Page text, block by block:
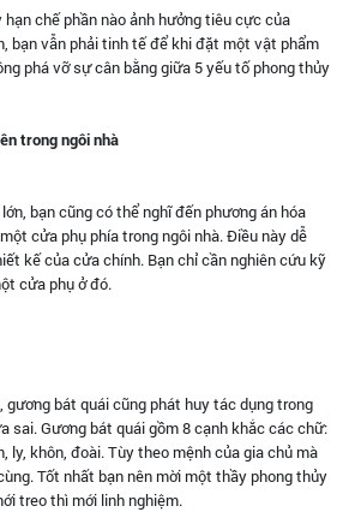
chế phần nào ảnh hưởng tiêu cực của
bạn vẫn phải tinh tế để khi đặt một vật phẩm
phá vỡ sự cân bằng giữa 5 yếu tố phong thủy
trong ngôi nhà
bạn cũng có thể nghĩ đến phương án hóa
cửa phụ phía trong ngôi nhà. Điều này dễ
kế của cửa chính. Bạn chỉ cần nghiên cứu kỹ
cửa phụ ở đó.
gương bát quái cũng phát huy tác dụng trong
sai. Gương bát quái gồm 8 cạnh khắc các chữ:
ly, khôn, đoài. Tùy theo mệnh của gia chủ mà
Tốt nhất bạn nên mời một thầy phong thủy
treo thì mới linh nghiệm.